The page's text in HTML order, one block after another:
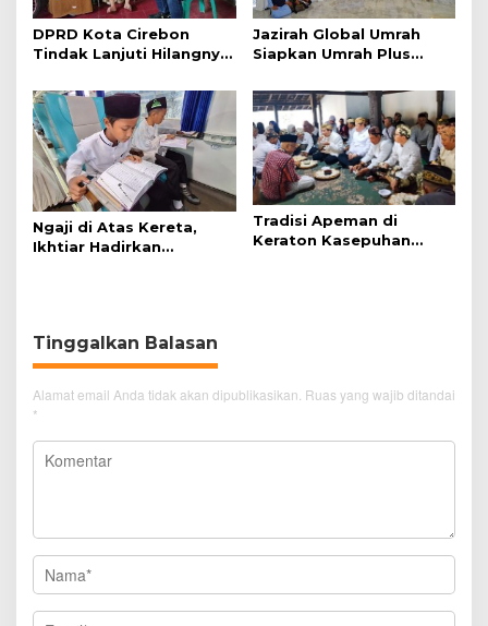
DPRD Kota Cirebon
Tindak Lanjuti Hilangnya
Disabilitas
Jazirah Global Umrah
Siapkan Umrah Plus
Baru 2027
Ngaji di Atas Kereta,
Ikhtiar Hadirkan
Tradisi Apeman di
Keraton Kasepuhan
Tinggalkan Balasan
Alamat email Anda tidak akan dipublikasikan. Ruas yang wajib ditandai
*